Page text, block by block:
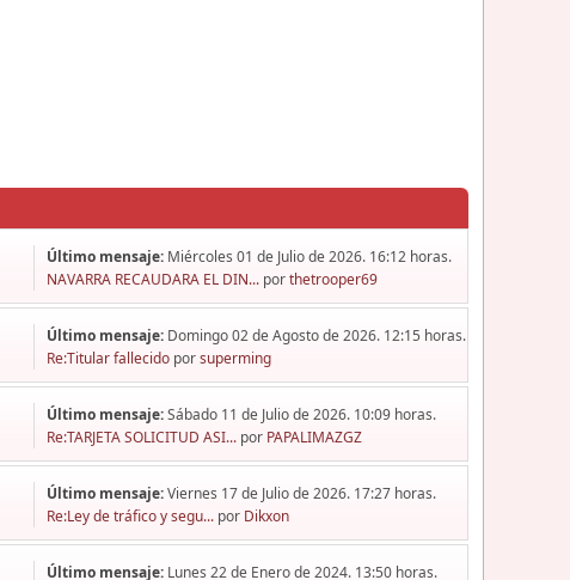
Último mensaje: Miércoles 01 de Julio de 2026. 16:12 horas.
NAVARRA RECAUDARA EL DIN... porthetrooper69
Último mensaje: Domingo 02 de Agosto de 2026. 12:15 horas.
Re:Titular fallecido porsuperming
Último mensaje:Sábado 11 de Julio de 2026. 10:09 horas.
Re:TARJETA SOLICITUD ASI... por PAPALIMAZGZ
Último mensaje:Viernes 17 de Julio de 2026. 17:27 horas.
Re:Ley de tráfico y segu... por Dikxon
Último mensaje: Lunes 22 de Enero de 2024. 13:50 horas.